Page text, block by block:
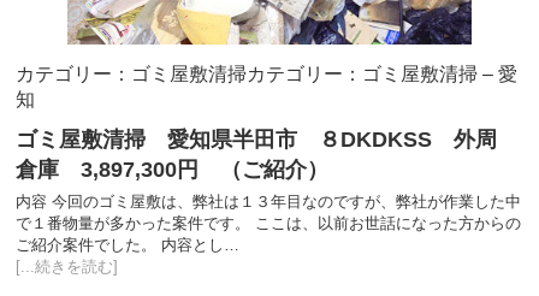
カテゴリー：ゴミ屋敷清掃カテゴリー：ゴミ屋敷清掃 – 愛
知
ゴミ屋敷清掃 愛知県半田市 ８DKDKSS 外周
倉庫 3,897,300円 （ご紹介）
内容 今回のゴミ屋敷は、弊社は１３年目なのですが、弊社が作業した中
で１番物量が多かった案件です。 ここは、以前お世話になった方からの
ご紹介案件でした。 内容とし…
[...続きを読む]